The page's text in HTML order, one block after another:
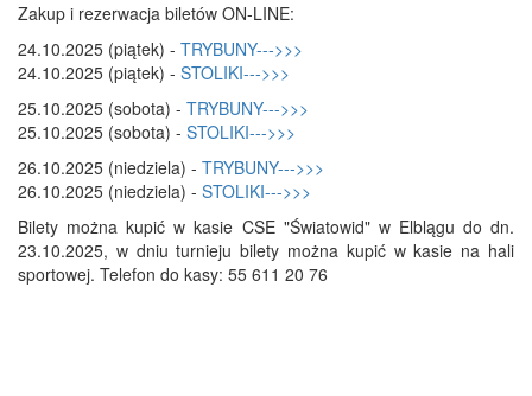
Zakup i rezerwacja biletów ON-LINE:
24.10.2025 (piątek) - TRYBUNY--->>>
24.10.2025 (piątek) - STOLIKI--->>>
25.10.2025 (sobota) - TRYBUNY--->>>
25.10.2025 (sobota) - STOLIKI--->>>
26.10.2025 (niedziela) - TRYBUNY--->>>
26.10.2025 (niedziela) - STOLIKI--->>>
Bilety można kupić w kasie CSE "Światowid" w Elblągu do dn.
23.10.2025, w dniu turnieju bilety można kupić w kasie na hali
sportowej. Telefon do kasy: 55 611 20 76